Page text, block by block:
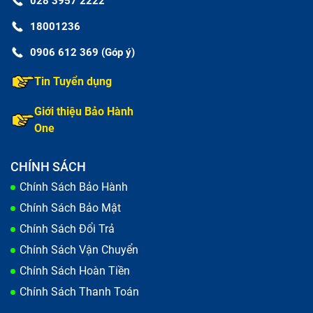
màn hình do quá trình vận chuyển lâu ngày. Điều này
khiến cho màn hình bị mất màu và gây khó khăn
Trong thời gian bảo quản, bạn để máy ở những nơi
có tính từ cao hoặc ẩm nước dẫn tới các linh kiện
bên trong bị hư hỏng ảnh hưởng tới màn hình
laptop HP Pavilion 14-ce3018TU.
18001236
0906 612 369 (Góp ý)
Tin Tuyển dụng
Giới thiệu Bảo Hành
One
CHÍNH SÁCH
Chính Sách Bảo Hành
Chính Sách Bảo Mật
Chính Sách Đổi Trả
Chính Sách Vận Chuyển
Chính Sách Hoàn Tiền
Chính Sách Thanh Toán